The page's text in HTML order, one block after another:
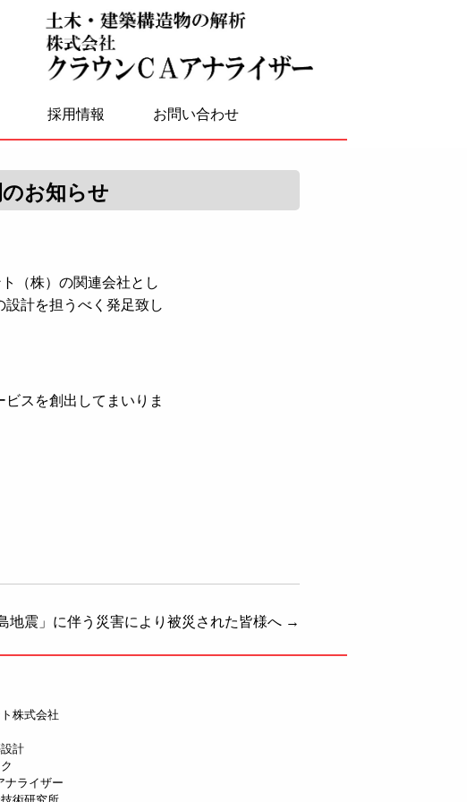
採用情報 お問い合わせ
お知らせ
（株）の関連会社とし
計を担うべく発足致し
スを創出してまいりま
地震」に伴う災害により被災された皆様へ →
株式会社
計
ナライザー